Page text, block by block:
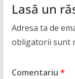
Lasă un
Adresa ta de
obligatorii sunt
Comentariu *